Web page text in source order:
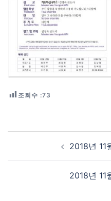
조회수 :73
Post navigation
2018년 11
2018년 11